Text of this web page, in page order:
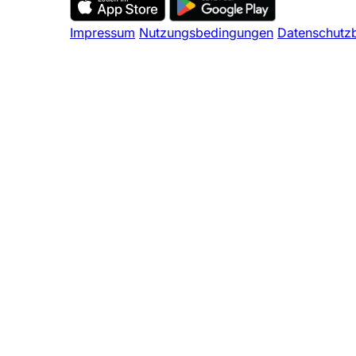
Impressum Nutzungsbedingungen